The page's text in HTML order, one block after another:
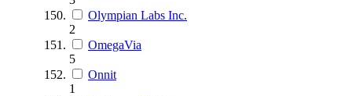
Olympian Labs Inc.
2
OmegaVia
5
Onnit
1